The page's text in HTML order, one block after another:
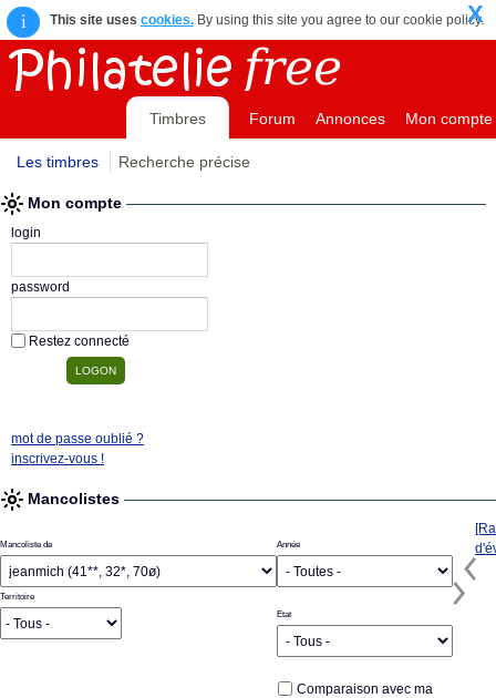
i This site uses cookies.By using this site you agree to our cookie policy.
X
Timbres Forum Annonces Mon compte
Les timbres Recherche précise
Mon compte
login
password
Restez connecté
mot de passe oublié ?
inscrivez-vous !
Mancolistes
Mancoliste de
Territoire
Année
Etat
Comparaison avec ma